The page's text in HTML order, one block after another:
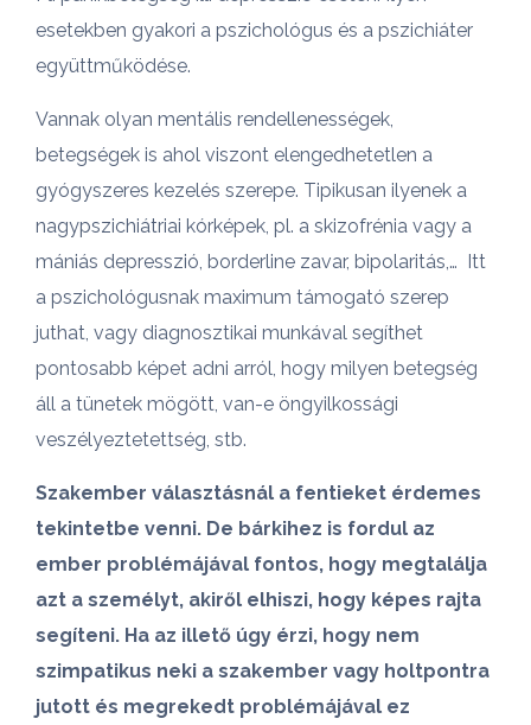
esetekben gyakori a pszichológus és a pszichiáter
együttműködése.
Vannak olyan mentális rendellenességek,
betegségek is ahol viszont elengedhetetlen a
gyógyszeres kezelés szerepe. Tipikusan ilyenek a
nagypszichiátriai kórképek, pl. a skizofrénia vagy a
mániás depresszió, borderline zavar, bipolaritás,… Itt
a pszichológusnak maximum támogató szerep
juthat, vagy diagnosztikai munkával segíthet
pontosabb képet adni arról, hogy milyen betegség
áll a tünetek mögött, van-e öngyilkossági
veszélyeztetettség, stb.
Szakember választásnál a fentieket érdemes
tekintetbe venni. De bárkihez is fordul az
ember problémájával fontos, hogy megtalálja
azt a személyt, akiről elhiszi, hogy képes rajta
segíteni. Ha az illető úgy érzi, hogy nem
szimpatikus neki a szakember vagy holtpontra
jutott és megrekedt problémájával ez